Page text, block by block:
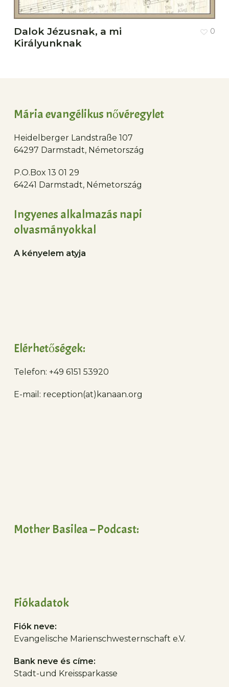
Dalok Jézusnak, a mi
Királyunknak
0
Mária evangélikus nővéregylet
Heidelberger Landstraße 107
64297 Darmstadt, Németország
P.O.Box 13 01 29
64241 Darmstadt, Németország
Ingyenes alkalmazás napi
olvasmányokkal
A kényelem atyja
Elérhetőségek:
Telefon: +49 6151 53920
E-mail: reception(at)kanaan.org
Mother Basilea – Podcast:
Fiókadatok
Fiók neve:
Evangelische Marienschwesternschaft e.V.
Bank neve és címe:
Stadt-und Kreissparkasse